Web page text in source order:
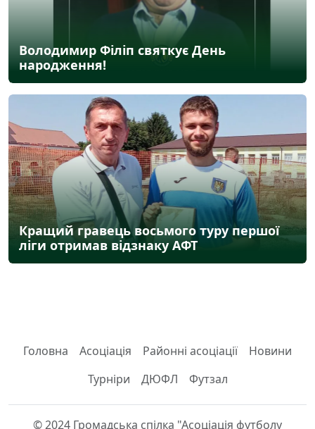
Володимир Філіп святкує День
народження!
Кращий гравець восьмого туру першої
ліги отримав відзнаку АФТ
Головна Асоціація Районні асоціації
Новини
Турніри
ДЮФЛ Футзал
© 2024 Громадська спілка "Асоціація футболу